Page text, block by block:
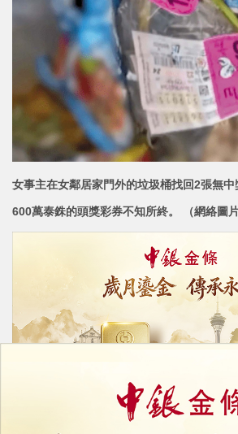
女事主在女鄰居家門外的垃圾桶找回2張無
600萬泰銖的頭獎彩券不知所終。 （網絡圖片